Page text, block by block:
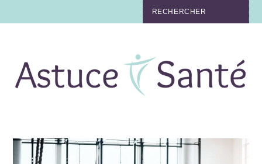
TABAC
NUTRITION